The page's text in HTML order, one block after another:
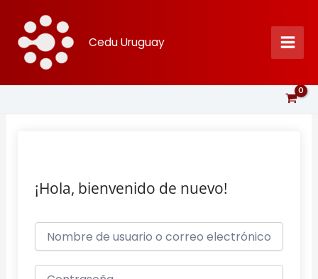
contenido
Cedu Uruguay
¡Hola, bienvenido de nuevo!